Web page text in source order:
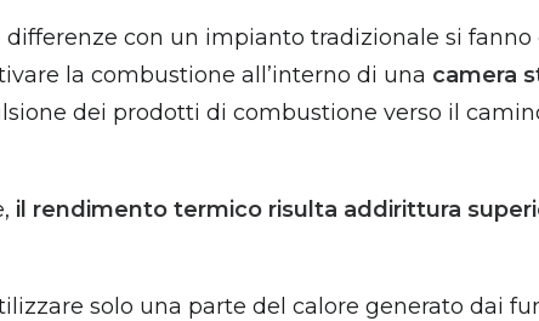
con un impianto tradizionale si fanno
la combustione all’interno di una camera
dei prodotti di combustione verso il
il rendimento termico risulta addirittura
solo una parte del calore generato dai